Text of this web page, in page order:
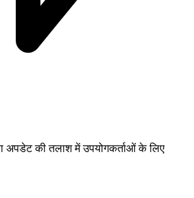
अपडेट की तलाश में उपयोगकर्ताओं के लिए